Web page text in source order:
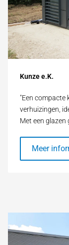
Kunze e.K.
"Een
verhuizingen,
Met een glazen
Meer